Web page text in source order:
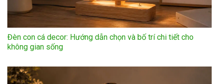
Đèn con cá decor: Hướng dẫn chọn và bố trí chi tiết cho
không gian sống